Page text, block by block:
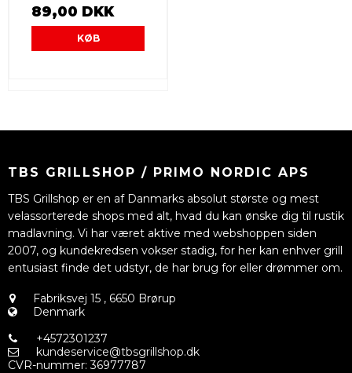
89,00 DKK
KØB
TBS GRILLSHOP / PRIMO NORDIC APS
TBS Grillshop er en af Danmarks absolut største og mest
velassorterede shops med alt, hvad du kan ønske dig til rustik
madlavning. Vi har været aktive med webshoppen siden
2007, og kundekredsen vokser stadig, for her kan enhver grill
entusiast finde det udstyr, de har brug for eller drømmer om.
Fabriksvej 15 , 6650 Brørup
Denmark
+4572301237
kundeservice@tbsgrillshop.dk
CVR-nummer: 36977787